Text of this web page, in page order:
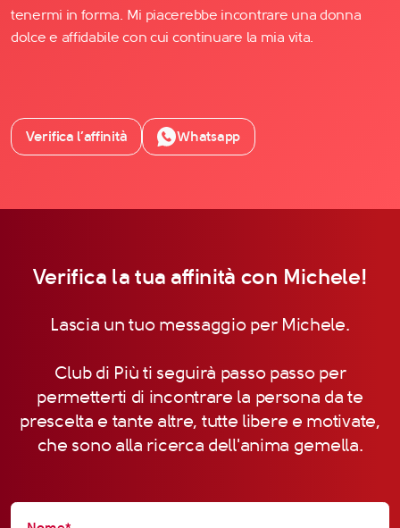
tenermi in forma. Mi piacerebbe incontrare una donna
dolce e affidabile con cui continuare la mia vita.
Verifica l’affinità Whatsapp
Verifica la tua affinità con Michele!
Lascia un tuo messaggio per Michele.
Club di Più ti seguirà passo passo per
permetterti di incontrare la persona da te
prescelta e tante altre, tutte libere e motivate,
che sono alla ricerca dell'anima gemella.